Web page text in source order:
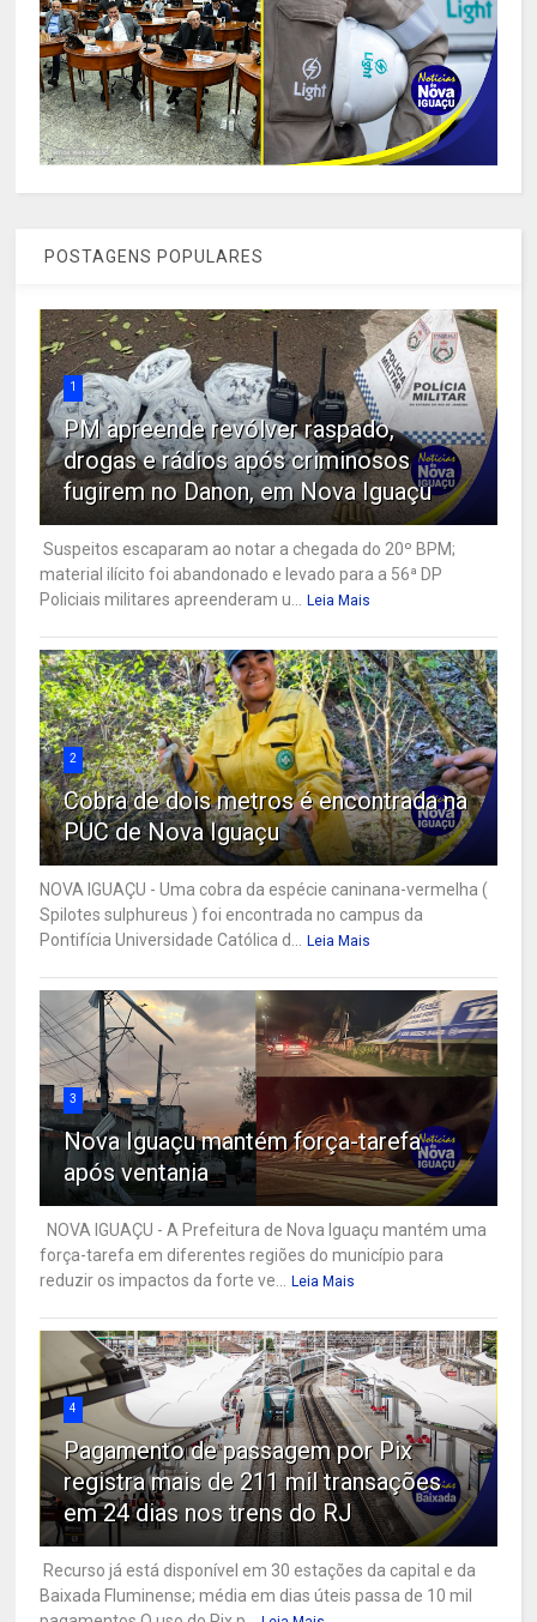
POSTAGENS POPULARES
1
PM apreende revólver raspado,
drogas e rádios após criminosos
fugirem no Danon, em Nova Iguaçu
Suspeitos escaparam ao notar a chegada do 20º BPM;
material ilícito foi abandonado e levado para a 56ª DP
Policiais militares apreenderam u...
Leia Mais
2
Cobra de dois metros é encontrada na
PUC de Nova Iguaçu
NOVA IGUAÇU - Uma cobra da espécie caninana-vermelha (
Spilotes sulphureus ) foi encontrada no campus da
Pontifícia Universidade Católica d...
Leia Mais
3
Nova Iguaçu mantém força-tarefa
após ventania
NOVA IGUAÇU - A Prefeitura de Nova Iguaçu mantém uma
força-tarefa em diferentes regiões do município para
reduzir os impactos da forte ve...
Leia Mais
4
Pagamento de passagem por Pix
registra mais de 211 mil transações
em 24 dias nos trens do RJ
Recurso já está disponível em 30 estações da capital e da
Baixada Fluminense; média em dias úteis passa de 10 mil